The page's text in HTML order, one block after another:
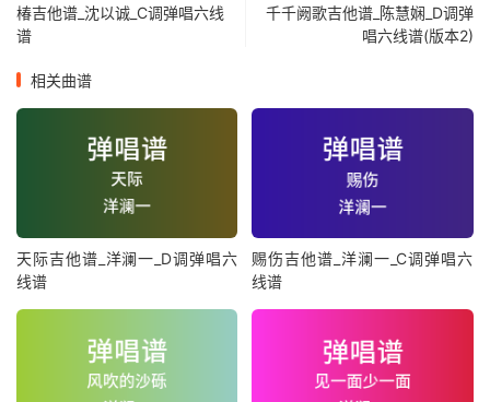
椿吉他谱_沈以诚_C调弹唱六线
谱
千千阙歌吉他谱_陈慧娴_D调弹
唱六线谱(版本2)
相关曲谱
天际吉他谱_洋澜一_D调弹唱六
线谱
赐伤吉他谱_洋澜一_C调弹唱六
线谱